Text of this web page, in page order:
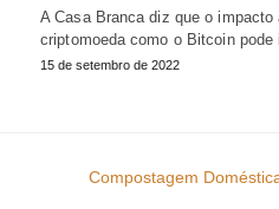
A Casa Branca diz que o
criptomoeda como o Bitcoin
15 de setembro de 2022
Compostagem